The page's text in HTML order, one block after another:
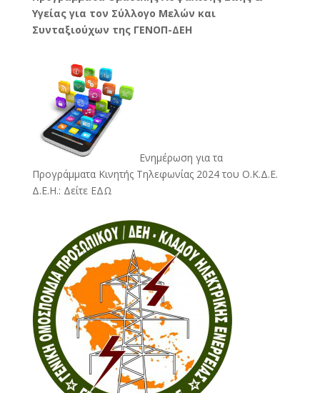
Υγείας για τον Σύλλογο Μελών και
Συνταξιούχων της ΓΕΝΟΠ-ΔΕΗ
Ενημέρωση για τα
Προγράμματα Κινητής Τηλεφωνίας 2024 του Ο.Κ.Δ.Ε.
Δ.Ε.Η.: Δείτε ΕΔΩ